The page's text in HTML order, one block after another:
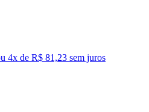
4x de R$ 81,23 sem juros